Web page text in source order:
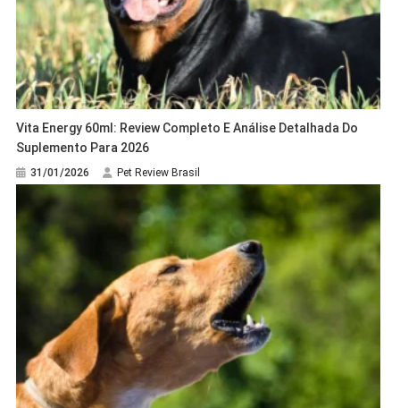
Vita Energy 60ml: Review Completo E Análise Detalhada Do
Suplemento Para 2026
31/01/2026 Pet Review Brasil